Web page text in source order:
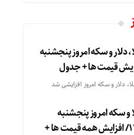
دلار و سکه امروز پنجشنبه
دلار و سکه امروز افزایشی شد
سکه امروز پنجشنبه
15مرداد 1405/ افزایش همه قیمت ها +